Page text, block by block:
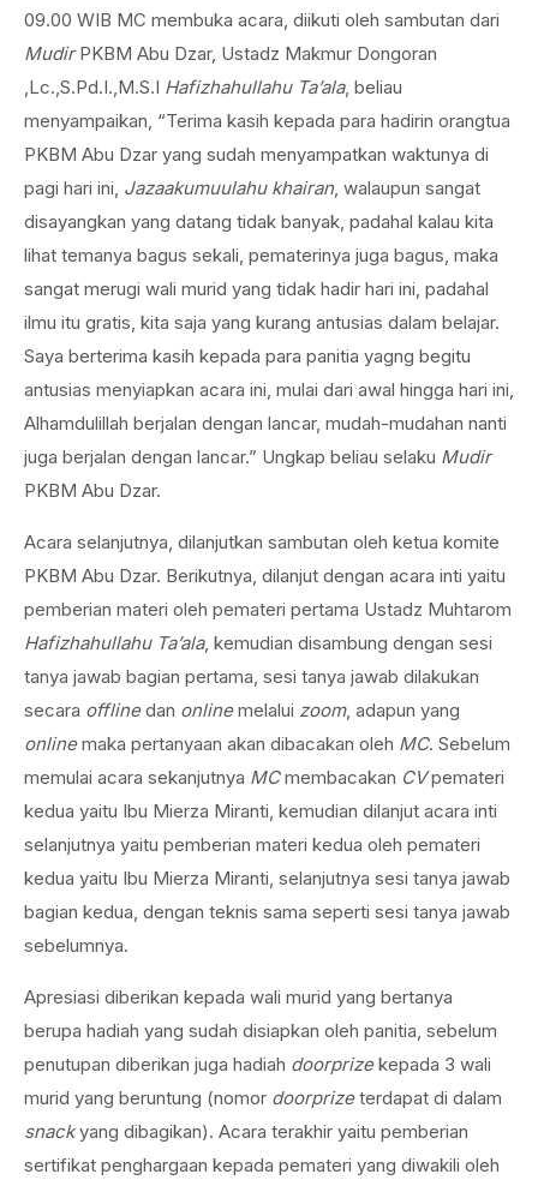
09.00 WIB MC membuka acara, diikuti oleh sambutan dari
MudirPKBM Abu Dzar, Ustadz Makmur Dongoran
,Lc.,S.Pd.I.,M.S.I Hafizhahullahu Ta’ala, beliau
menyampaikan, “Terima kasih kepada para hadirin orangtua
PKBM Abu Dzar yang sudah menyampatkan waktunya di
pagi hari ini, Jazaakumuulahu khairan, walaupun sangat
disayangkan yang datang tidak banyak, padahal kalau kita
lihat temanya bagus sekali, pematerinya juga bagus, maka
sangat merugi wali murid yang tidak hadir hari ini, padahal
ilmu itu gratis, kita saja yang kurang antusias dalam belajar.
Saya berterima kasih kepada para panitia yagng begitu
antusias menyiapkan acara ini, mulai dari awal hingga hari ini,
Alhamdulillah berjalan dengan lancar, mudah-mudahan nanti
juga berjalan dengan lancar.” Ungkap beliau selaku Mudir
PKBM Abu Dzar.
Acara selanjutnya, dilanjutkan sambutan oleh ketua komite
PKBM Abu Dzar. Berikutnya, dilanjut dengan acara inti yaitu
pemberian materi oleh pemateri pertama Ustadz Muhtarom
Hafizhahullahu Ta’ala, kemudian disambung dengan sesi
tanya jawab bagian pertama, sesi tanya jawab dilakukan
secara offlinedan onlinemelalui zoom, adapun yang
onlinemaka pertanyaan akan dibacakan oleh MC. Sebelum
memulai acara sekanjutnya MCmembacakan CVpemateri
kedua yaitu Ibu Mierza Miranti, kemudian dilanjut acara inti
selanjutnya yaitu pemberian materi kedua oleh pemateri
kedua yaitu Ibu Mierza Miranti, selanjutnya sesi tanya jawab
bagian kedua, dengan teknis sama seperti sesi tanya jawab
sebelumnya.
Apresiasi diberikan kepada wali murid yang bertanya
berupa hadiah yang sudah disiapkan oleh panitia, sebelum
penutupan diberikan juga hadiah doorprizekepada 3 wali
murid yang beruntung (nomor doorprizeterdapat di dalam
snackyang dibagikan). Acara terakhir yaitu pemberian
sertifikat penghargaan kepada pemateri yang diwakili oleh